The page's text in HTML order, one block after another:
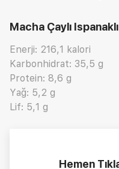
Macha Çaylı
Enerji: 216,1 kalori
Karbonhidrat: 35,5 g
Protein: 8,6 g
Yağ: 5,2 g
Lif: 5,1 g
Hemen